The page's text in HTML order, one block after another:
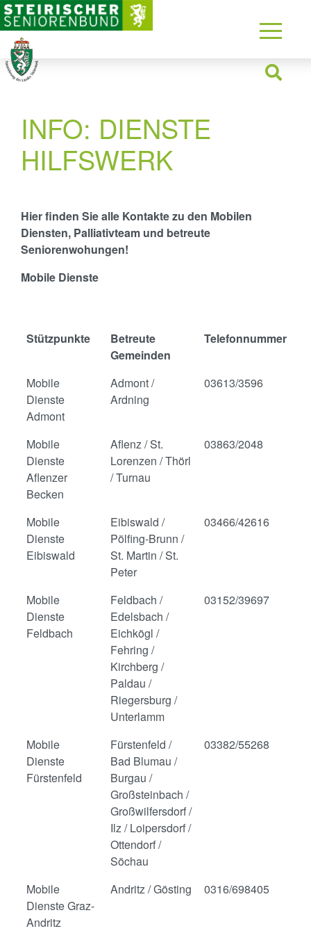
INFO: DIENSTE
HILFSWERK
Hier finden Sie alle Kontakte zu den Mobilen
Diensten, Palliativteam und betreute
Seniorenwohungen!
Mobile Dienste
Stützpunkte
Betreute
Gemeinden
Telefonnummer
Mobile
Dienste
Admont
Admont /
Ardning
03613/3596
Mobile
Dienste
Aflenzer
Becken
Aflenz / St.
Lorenzen / Thörl
/ Turnau
03863/2048
Mobile
Dienste
Eibiswald
Eibiswald /
Pölfing-Brunn /
St. Martin / St.
Peter
03466/42616
Mobile
Dienste
Feldbach
Feldbach /
Edelsbach /
Eichkögl /
Fehring /
Kirchberg /
Paldau /
Riegersburg /
Unterlamm
03152/39697
Mobile
Dienste
Fürstenfeld
Fürstenfeld /
Bad Blumau /
Burgau /
Großsteinbach /
Großwilfersdorf /
Ilz / Loipersdorf /
Ottendorf /
Söchau
03382/55268
Mobile
Dienste Graz-
Andritz
Andritz / Gösting 0316/698405